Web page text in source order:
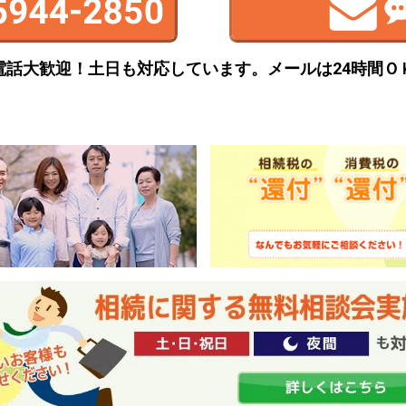
話大歓迎！土日も対応しています。 メールは24時間Ｏ